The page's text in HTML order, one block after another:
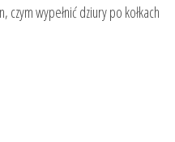
wypełnić dziury po kołkach